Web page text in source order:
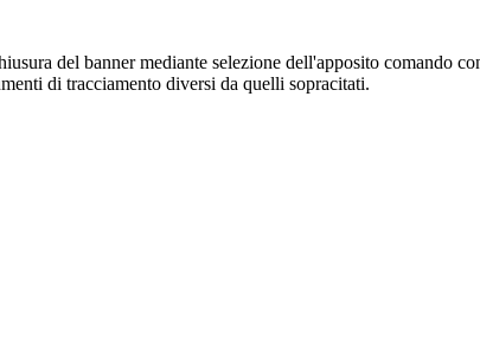
del banner mediante selezione dell'apposito comando
di tracciamento diversi da quelli sopracitati.